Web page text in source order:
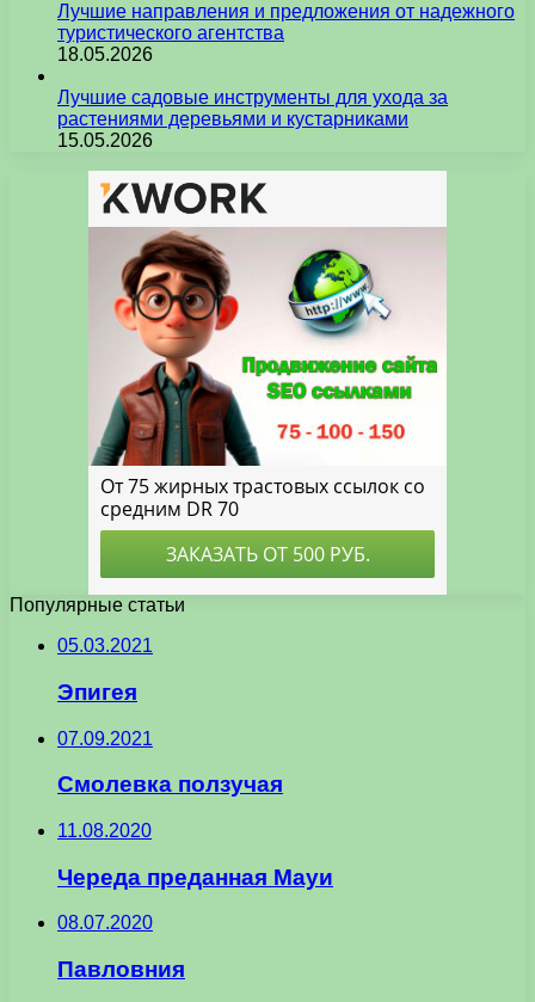
Лучшие направления и предложения от надежного
туристического агентства
18.05.2026
Лучшие садовые инструменты для ухода за
растениями деревьями и кустарниками
15.05.2026
Популярные статьи
05.03.2021
Эпигея
07.09.2021
Смолевка ползучая
11.08.2020
Череда преданная Мауи
08.07.2020
Павловния